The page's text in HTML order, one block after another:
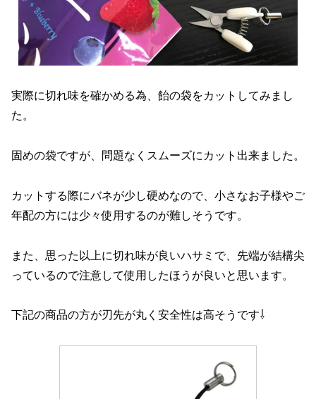
実際に切れ味を確かめる為、飴の袋をカットしてみまし
た。
固めの袋ですが、問題なくスムーズにカット出来ました。
カットする際にバネが少し硬めなので、小さなお子様やご
年配の方には少々使用するのが難しそうです。
また、思った以上に切れ味が良いハサミで、先端が結構尖
っているので注意して使用したほうが良いと思います。
下記の商品の方が刃先が丸く安全性は高そうです⇩